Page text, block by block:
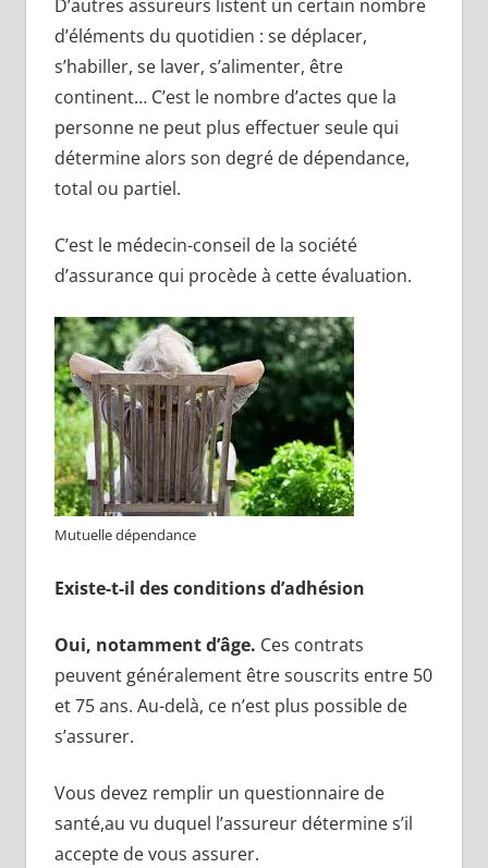
D’autres assureurs listent un certain nombre
d’éléments du quotidien : se déplacer,
s’habiller, se laver, s’alimenter, être
continent… C’est le nombre d’actes que la
personne ne peut plus effectuer seule qui
détermine alors son degré de dépendance,
total ou partiel.
C’est le médecin-conseil de la société
d’assurance qui procède à cette évaluation.
Mutuelle dépendance
Existe-t-il des conditions d’adhésion
Oui, notamment d’âge. Ces contrats
peuvent généralement être souscrits entre 50
et 75 ans. Au-delà, ce n’est plus possible de
s’assurer.
Vous devez remplir un questionnaire de
santé,au vu duquel l’assureur détermine s’il
accepte de vous assurer.